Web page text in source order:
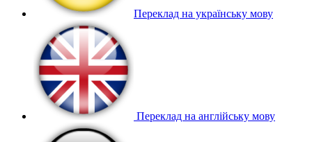
Переклад на українську мову
Переклад на англійську мову